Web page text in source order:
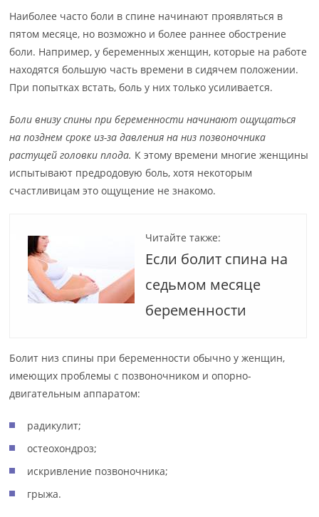
Наиболее часто боли в спине начинают проявляться в
пятом месяце, но возможно и более раннее обострение
боли. Например, у беременных женщин, которые на работе
находятся большую часть времени в сидячем положении.
При попытках встать, боль у них только усиливается.
Боли внизу спины при беременности начинают ощущаться
на позднем сроке из-за давления на низ позвоночника
растущей головки плода. К этому времени многие женщины
испытывают предродовую боль, хотя некоторым
счастливицам это ощущение не знакомо.
Читайте также:
Если болит спина на
седьмом месяце
беременности
Болит низ спины при беременности обычно у женщин,
имеющих проблемы с позвоночником и опорно-
двигательным аппаратом:
радикулит;
остеохондроз;
искривление позвоночника;
грыжа.